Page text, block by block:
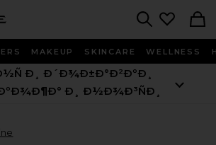
MAKEUP SKINCARE WELLNESS
Ð¸ Ð´Ð¾Ð±Ð°Ð²ÐºÐ¸
ÐºÐ¾Ð¶Ð° Ð¸ Ð½Ð¾Ð³ÑÐ¸